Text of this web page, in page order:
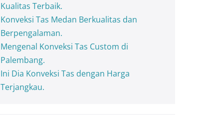
Kualitas Terbaik.
Konveksi Tas Medan Berkualitas dan
Berpengalaman.
Mengenal Konveksi Tas Custom di
Palembang.
Ini Dia Konveksi Tas dengan Harga
Terjangkau.